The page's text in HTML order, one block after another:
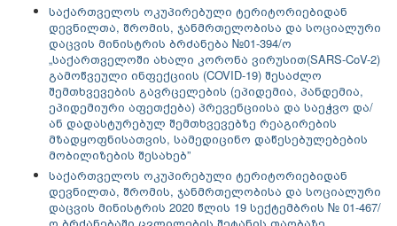
საქართველოს ოკუპირებული ტერიტორიებიდან
დევნილთა, შრომის, ჯანმრთელობისა და სოციალური
დაცვის მინისტრის ბრძანება №01-394/ო
„საქართველოში ახალი კორონა ვირუსით(SARS-CoV-2)
გამოწვეული ინფექციის (COVID-19) შესაძლო
შემთხვევების გავრცელების (ეპიდემია, პანდემია,
ეპიდემიური აფეთქება) პრევენციისა და საეჭვო და/
ან დადასტურებულ შემთხვევებზე რეაგირების
მზადყოფნისათვის, სამედიცინო დაწესებულებების
მობილიზების შესახებ”
საქართველოს ოკუპირებული ტერიტორიებიდან
დევნილთა, შრომის, ჯანმრთელობისა და სოციალური
დაცვის მინისტრის 2020 წლის 19 სექტემბრის № 01-467/
ო ბრძანებაში ცვლილების შეტანის თაობაზე